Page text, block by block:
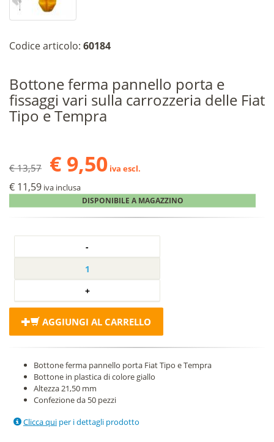
Codice articolo: 60184
Bottone ferma pannello porta e
fissaggi vari sulla carrozzeria delle Fiat
Tipo e Tempra
€ 13,57 € 9,50 iva escl.
€ 11,59 iva inclusa
DISPONIBILE A MAGAZZINO
AGGIUNGI AL CARRELLO
Bottone ferma pannello porta Fiat Tipo e Tempra
Bottone in plastica di colore giallo
Altezza 21,50 mm
Confezione da 50 pezzi
Clicca qui per i dettagli prodotto